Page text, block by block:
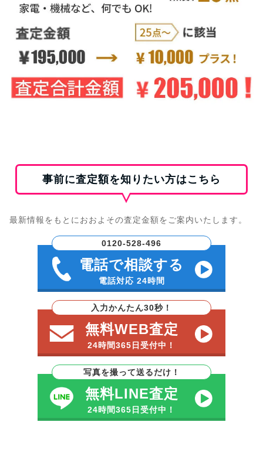
事前に査定額を知りたい方はこちら
最新情報をもとにおおよその査定金額をご案内いたします。
0120-528-496
電話で相談する
電話対応 24時間
入力かんたん30秒！
無料WEB査定
24時間365日受付中！
写真を撮って送るだけ！
無料LINE査定
24時間365日受付中！